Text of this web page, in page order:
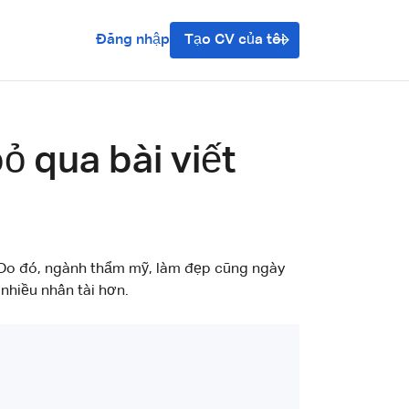
Đăng nhập Tạo CV của tôi
qua bài viết
đó, ngành thẩm mỹ, làm đẹp cũng ngày
nhân tài hơn.